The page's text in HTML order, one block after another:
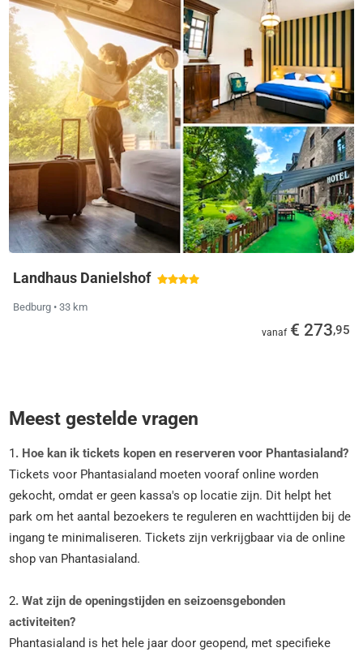
Landhaus Danielshof
Bedburg • 33 km
vanaf € 273,95
Meest gestelde vragen
1. Hoe kan ik tickets kopen en reserveren voor Phantasialand?
Tickets voor Phantasialand moeten vooraf online worden
gekocht, omdat er geen kassa's op locatie zijn. Dit helpt het
park om het aantal bezoekers te reguleren en wachttijden bij de
ingang te minimaliseren. Tickets zijn verkrijgbaar via de online
shop van Phantasialand​.
2. Wat zijn de openingstijden en seizoensgebonden
activiteiten?
Phantasialand is het hele jaar door geopend, met specifieke